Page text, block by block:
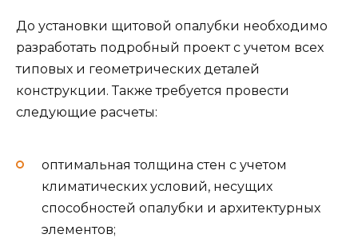
До установки щитовой опалубки необходимо
разработать подробный проект с учетом всех
типовых и геометрических деталей
конструкции. Также требуется провести
следующие расчеты:
оптимальная толщина стен с учетом
климатических условий, несущих
способностей опалубки и архитектурных
элементов;